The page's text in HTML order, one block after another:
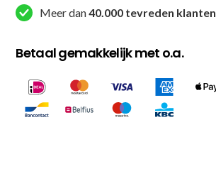
Meer dan40.000 tevreden klanten
Betaal gemakkelijk met o.a.